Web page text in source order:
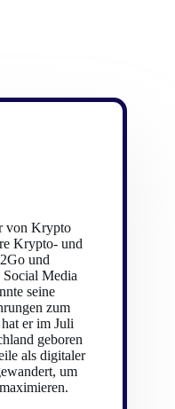
von Krypto
Krypto- und
und
Media
seine
zum
er im Juli
geboren
als digitaler
um